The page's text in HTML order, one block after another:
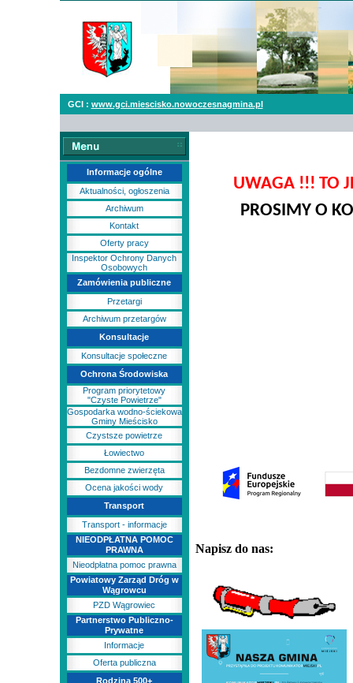
GCI : www.gci.miescisko.nowoczesnagmina.pl
Informacje ogólne
Aktualności, ogłoszenia
Archiwum
Kontakt
Oferty pracy
Inspektor Ochrony Danych
Osobowych
Zamówienia publiczne
Przetargi
Archiwum przetargów
Konsultacje
Konsultacje społeczne
Ochrona Środowiska
Program priorytetowy
"Czyste Powietrze"
Gospodarka wodno-ściekowa
Gminy Mieścisko
Czystsze powietrze
Łowiectwo
Bezdomne zwierzęta
Ocena jakości wody
Transport
Transport - informacje
NIEODPŁATNA POMOC
PRAWNA
Nieodpłatna pomoc prawna
Powiatowy Zarząd Dróg w
Wągrowcu
PZD Wągrowiec
Partnerstwo Publiczno-
Prywatne
Informacje
Oferta publiczna
Rodzina 500+
UWAGA !!! TO
PROSIMY O
Napisz do nas: